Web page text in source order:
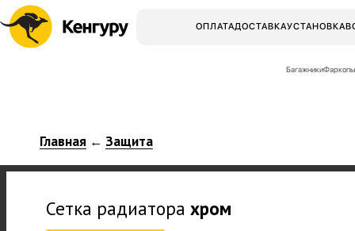
ОПЛАТАДОСТАВКАУСТАНОВКА
БагажникиФаркопы
Главная ← Защита
Сетка радиатора хром